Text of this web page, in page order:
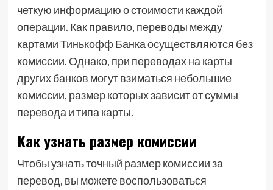
четкую информацию о стоимости каждой
операции. Как правило, переводы между
картами Тинькофф Банка осуществляются без
комиссии. Однако, при переводах на карты
других банков могут взиматься небольшие
комиссии, размер которых зависит от суммы
перевода и типа карты.
Как узнать размер комиссии
Чтобы узнать точный размер комиссии за
перевод, вы можете воспользоваться